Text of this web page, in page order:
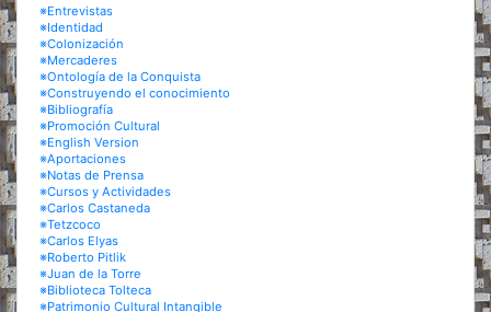
※Entrevistas
※Identidad
※Colonización
※Mercaderes
※Ontología de la Conquista
※Construyendo el conocimiento
※Bibliografía
※Promoción Cultural
※English Version
※Aportaciones
※Notas de Prensa
※Cursos y Actividades
※Carlos Castaneda
※Tetzcoco
※Carlos Elyas
※Roberto Pitlik
※Juan de la Torre
※Biblioteca Tolteca
※Patrimonio Cultural Intangible